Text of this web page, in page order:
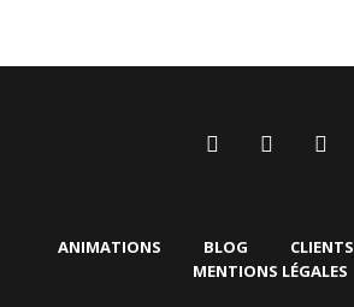
ANIMATIONS BLOG CLIENTS
MENTIONS LÉGALES